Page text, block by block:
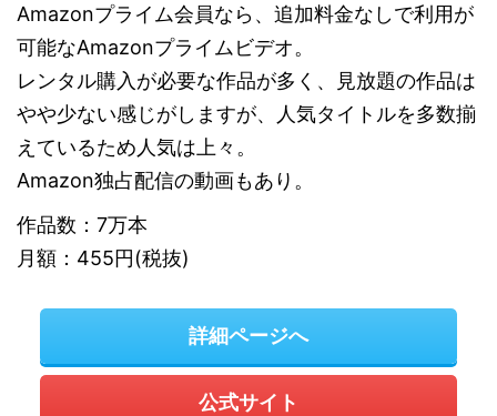
Amazonプライム会員なら、追加料金なしで利用が
可能なAmazonプライムビデオ。
レンタル購入が必要な作品が多く、見放題の作品は
やや少ない感じがしますが、人気タイトルを多数揃
えているため人気は上々。
Amazon独占配信の動画もあり。
作品数：7万本
月額：455円(税抜)
詳細ページへ
公式サイト